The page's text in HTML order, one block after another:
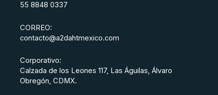
55 8848 0337
CORREO:
contacto@a2dahtmexico.com
Corporativo:
Calzada de los Leones 117, Las Águilas, Álvaro
Obregón, CDMX.